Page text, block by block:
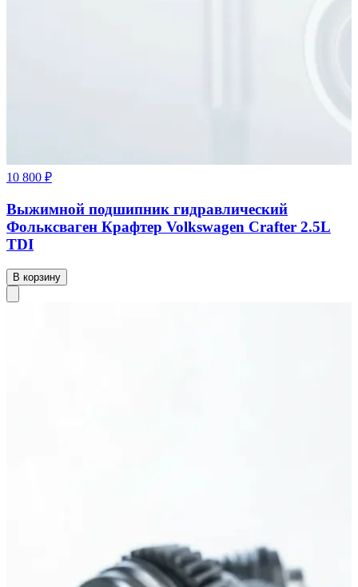
10 800 ₽
Выжимной подшипник гидравлический
Фольксваген Крафтер Volkswagen Crafter 2.5L
TDI
В корзину